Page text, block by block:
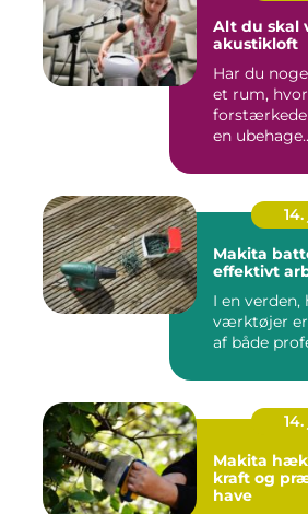
Alt du skal
akustikloft
Har du
et rum,
forstærkede
en
Makita
effektivt
I en
værktøjer er
af både
Makita
kraft og
have